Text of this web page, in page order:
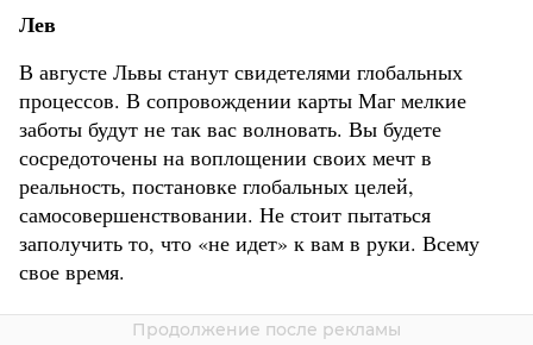
Лев
В августе Львы станут свидетелями глобальных
процессов. В сопровождении карты Маг мелкие
заботы будут не так вас волновать. Вы будете
сосредоточены на воплощении своих мечт в
реальность, постановке глобальных целей,
самосовершенствовании. Не стоит пытаться
заполучить то, что «не идет» к вам в руки. Всему
свое время.